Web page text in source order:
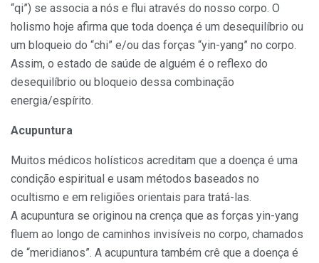
“qi”) se associa a nós e flui através do nosso corpo. O
holismo hoje afirma que toda doença é um desequilíbrio ou
um bloqueio do “chi” e/ou das forças “yin-yang” no corpo.
Assim, o estado de saúde de alguém é o reflexo do
desequilíbrio ou bloqueio dessa combinação
energia/espírito.
Acupuntura
Muitos médicos holísticos acreditam que a doença é uma
condição espiritual e usam métodos baseados no
ocultismo e em religiões orientais para tratá-las.
A acupuntura se originou na crença que as forças yin-yang
fluem ao longo de caminhos invisíveis no corpo, chamados
de “meridianos”. A acupuntura também crê que a doença é